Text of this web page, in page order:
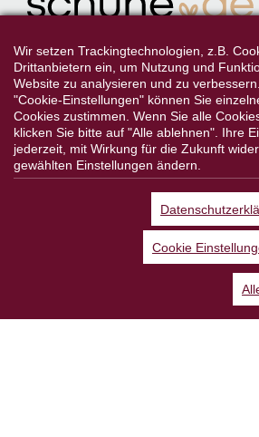
Weitere Partner
Folgen Sie uns:
*Alle Preisangaben gelten inklusive
Selbstabholung.
unverbindliche Preisempfehlung des
Wir setzen Trackingtechnologien, z.B.
Drittanbietern ein, um Nutzung und
Website zu analysieren und zu
"Cookie-Einstellungen" können Sie
Cookies zustimmen. Wenn Sie alle
klicken Sie bitte auf "Alle ablehnen". Ihre
jederzeit, mit Wirkung für die Zukunft
gewählten Einstellungen ändern.
Cookie